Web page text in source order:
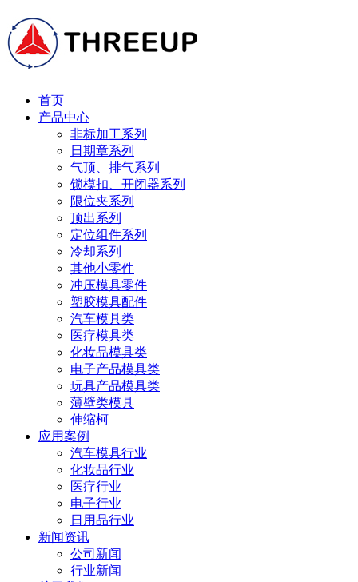
首页
产品中心
非标加工系列
日期章系列
气顶、排气系列
锁模扣、开闭器系列
限位夹系列
顶出系列
定位组件系列
冷却系列
其他小零件
冲压模具零件
塑胶模具配件
汽车模具类
医疗模具类
化妆品模具类
电子产品模具类
玩具产品模具类
薄壁类模具
伸缩柯
应用案例
汽车模具行业
化妆品行业
医疗行业
电子行业
日用品行业
新闻资讯
公司新闻
行业新闻